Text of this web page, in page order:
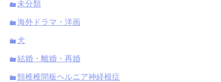
未分類
海外ドラマ・洋画
犬
結婚・離婚・再婚
頸椎椎間板ヘルニア神経根症